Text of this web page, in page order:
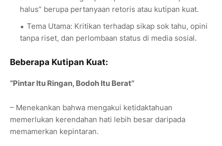
halus” berupa pertanyaan retoris atau kutipan kuat.
Tema Utama: Kritikan terhadap sikap sok tahu, opini
tanpa riset, dan perlombaan status di media sosial.
Beberapa Kutipan Kuat:
“Pintar Itu Ringan, Bodoh Itu Berat”
– Menekankan bahwa mengakui ketidaktahuan
memerlukan kerendahan hati lebih besar daripada
memamerkan kepintaran.